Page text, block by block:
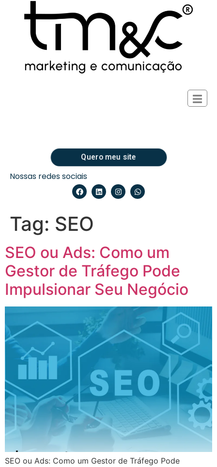
Quero meu site
Nossas redes sociais
Tag: SEO
SEO ou Ads: Como um
Gestor de Tráfego Pode
Impulsionar Seu Negócio
SEO ou Ads: Como um Gestor de Tráfego Pode